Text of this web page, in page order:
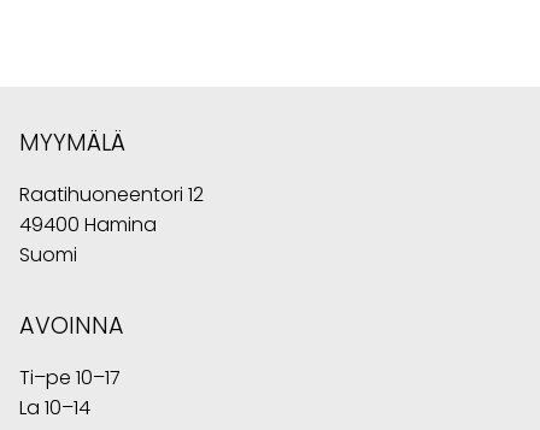
MYYMÄLÄ
Raatihuoneentori 12
49400 Hamina
Suomi
AVOINNA
Ti–pe 10–17
La 10–14